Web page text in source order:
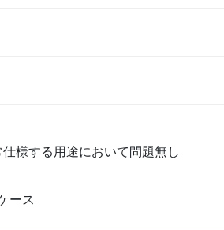
仕様する用途において問題無し
ース